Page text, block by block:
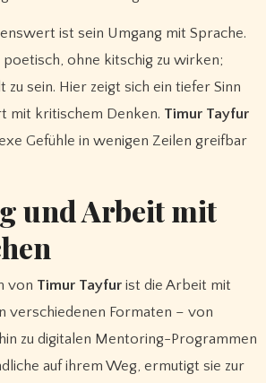
ist sein Umgang mit Sprache.
poetisch, ohne kitschig zu wirken;
zu sein. Hier zeigt sich ein tiefer Sinn
mit kritischem Denken. Timur Tayfur
Gefühle in wenigen Zeilen greifbar
und Arbeit mit
von Timur Tayfurist die Arbeit mit
verschiedenen Formaten – von
zu digitalen Mentoring-Programmen
auf ihrem Weg, ermutigt sie zur